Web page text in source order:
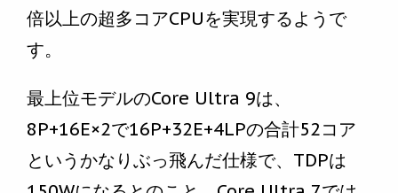
倍以上の超多コアCPUを実現するようで
す。
最上位モデルのCore Ultra 9は、
8P+16E×2で16P+32E+4LPの合計52コア
というかなりぶっ飛んだ仕様で、TDPは